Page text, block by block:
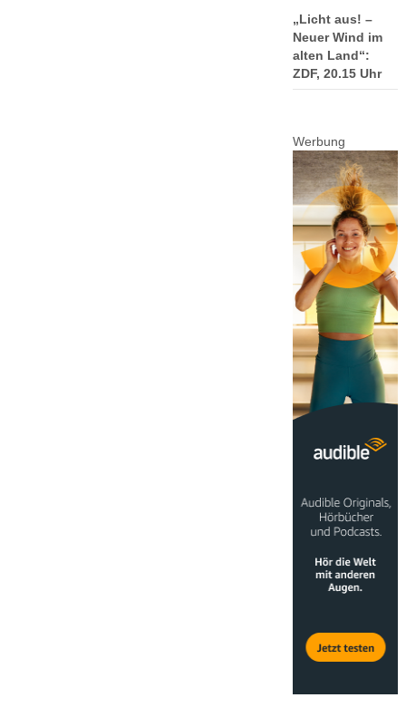
„Licht aus! –
Neuer Wind im
alten Land“:
ZDF, 20.15 Uhr
Werbung